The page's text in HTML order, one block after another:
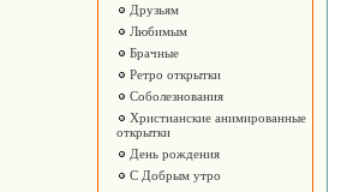
Друзьям
Любимым
Брачные
Ретро открытки
Соболезнования
Христианские анимированные
открытки
День рождения
С Добрым утро